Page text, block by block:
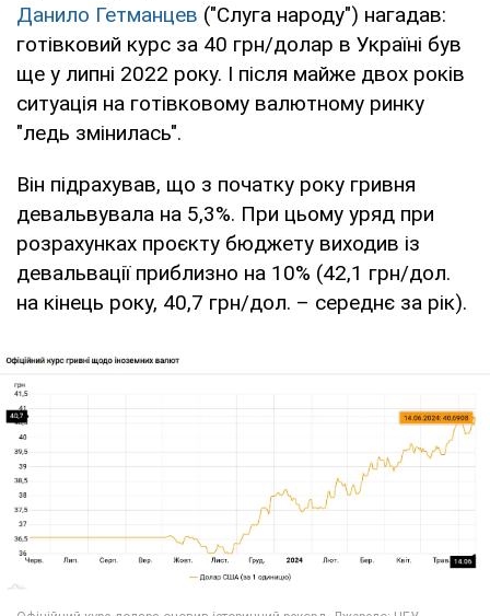
Данило Гетманцев ("Слуга народу") нагадав:
готівковий курс за 40 грн/долар в Україні був
ще у липні 2022 року. І після майже двох років
ситуація на готівковому валютному ринку
"ледь змінилась".
Він підрахував, що з початку року гривня
девальвувала на 5,3%. При цьому уряд при
розрахунках проєкту бюджету виходив із
девальвації приблизно на 10% (42,1 грн/дол.
на кінець року, 40,7 грн/дол. – середнє за рік).